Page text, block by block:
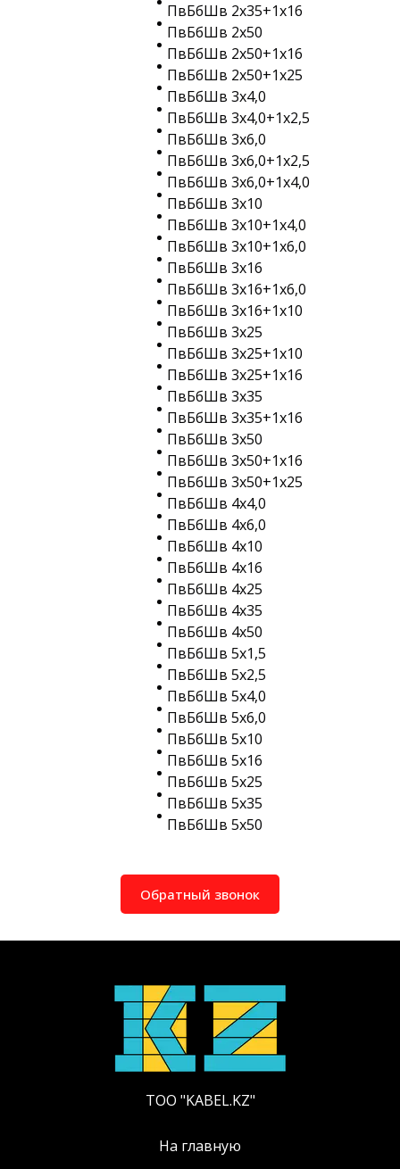
ПвБбШв 2х35+1х16
ПвБбШв 2х50
ПвБбШв 2х50+1х16
ПвБбШв 2х50+1х25
ПвБбШв 3х4,0
ПвБбШв 3х4,0+1х2,5
ПвБбШв 3х6,0
ПвБбШв 3х6,0+1х2,5
ПвБбШв 3х6,0+1х4,0
ПвБбШв 3х10
ПвБбШв 3х10+1х4,0
ПвБбШв 3х10+1х6,0
ПвБбШв 3х16
ПвБбШв 3х16+1х6,0
ПвБбШв 3х16+1х10
ПвБбШв 3х25
ПвБбШв 3х25+1х10
ПвБбШв 3х25+1х16
ПвБбШв 3х35
ПвБбШв 3х35+1х16
ПвБбШв 3х50
ПвБбШв 3х50+1х16
ПвБбШв 3х50+1х25
ПвБбШв 4х4,0
ПвБбШв 4х6,0
ПвБбШв 4х10
ПвБбШв 4х16
ПвБбШв 4х25
ПвБбШв 4х35
ПвБбШв 4х50
ПвБбШв 5х1,5
ПвБбШв 5х2,5
ПвБбШв 5х4,0
ПвБбШв 5х6,0
ПвБбШв 5х10
ПвБбШв 5х16
ПвБбШв 5х25
ПвБбШв 5х35
ПвБбШв 5х50
Обратный звонок
ТОО "KABEL.KZ"
На главную